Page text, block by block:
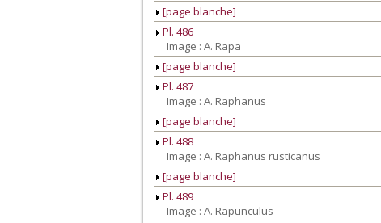
[page blanche]
Pl. 486
Image : A. Rapa
[page blanche]
Pl. 487
Image : A. Raphanus
[page blanche]
Pl. 488
Image : A. Raphanus rusticanus
[page blanche]
Pl. 489
Image : A. Rapunculus